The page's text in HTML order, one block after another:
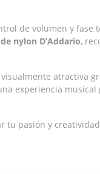
de volumen y fase
nylon D’Addario,
atractiva
experiencia
tu pasión y